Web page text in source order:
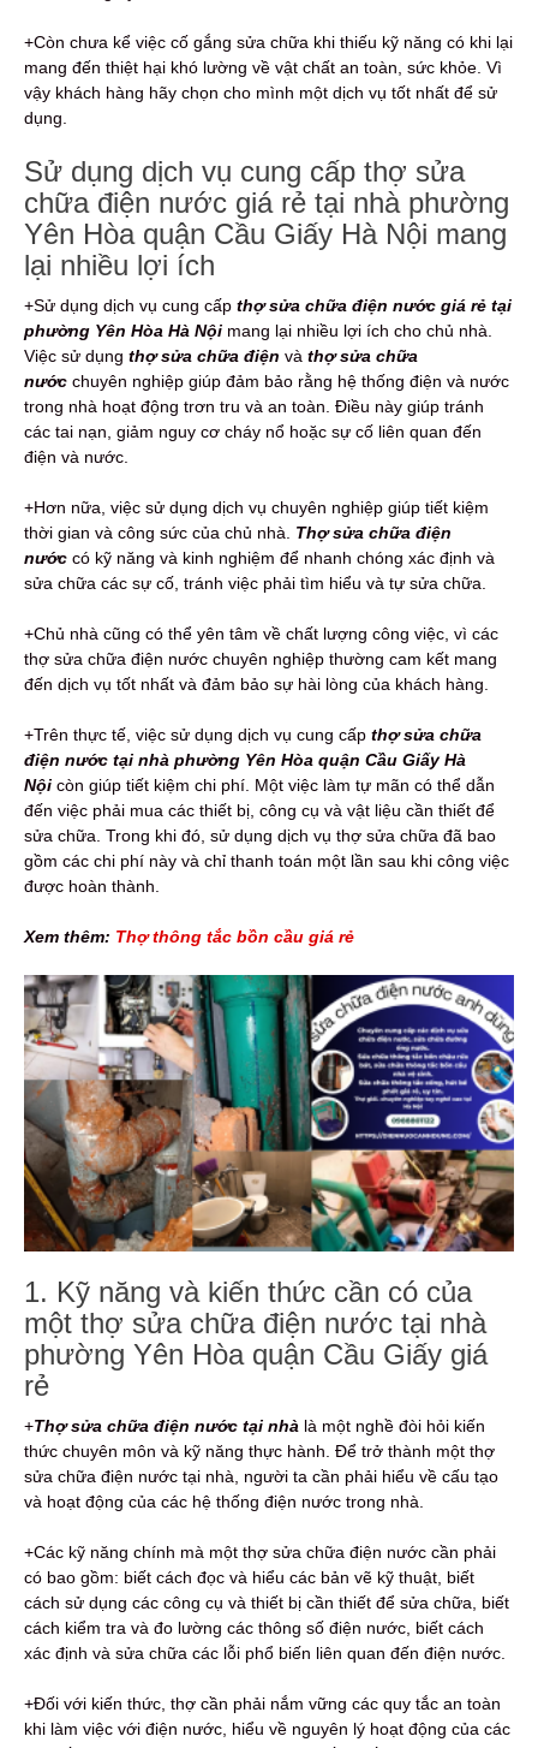
+Còn chưa kể việc cố gắng sửa chữa khi thiếu kỹ năng có khi lại
mang đến thiệt hại khó lường về vật chất an toàn, sức khỏe. Vì
vậy khách hàng hãy chọn cho mình một dịch vụ tốt nhất để sử
dụng.
Sử dụng dịch vụ cung cấp thợ sửa
chữa điện nước giá rẻ tại nhà phường
Yên Hòa quận Cầu Giấy Hà Nội mang
lại nhiều lợi ích
+Sử dụng dịch vụ cung cấp thợ sửa chữa điện nước giá rẻ tại
phường Yên Hòa Hà Nội mang lại nhiều lợi ích cho chủ nhà.
Việc sử dụng thợ sửa chữa điện và thợ sửa chữa
nước chuyên nghiệp giúp đảm bảo rằng hệ thống điện và nước
trong nhà hoạt động trơn tru và an toàn. Điều này giúp tránh
các tai nạn, giảm nguy cơ cháy nổ hoặc sự cố liên quan đến
điện và nước.
+Hơn nữa, việc sử dụng dịch vụ chuyên nghiệp giúp tiết kiệm
thời gian và công sức của chủ nhà. Thợ sửa chữa điện
nước có kỹ năng và kinh nghiệm để nhanh chóng xác định và
sửa chữa các sự cố, tránh việc phải tìm hiểu và tự sửa chữa.
+Chủ nhà cũng có thể yên tâm về chất lượng công việc, vì các
thợ sửa chữa điện nước chuyên nghiệp thường cam kết mang
đến dịch vụ tốt nhất và đảm bảo sự hài lòng của khách hàng.
+Trên thực tế, việc sử dụng dịch vụ cung cấp thợ sửa chữa
điện nước tại nhà phường Yên Hòa quận Cầu Giấy Hà
Nội còn giúp tiết kiệm chi phí. Một việc làm tự mãn có thể dẫn
đến việc phải mua các thiết bị, công cụ và vật liệu cần thiết để
sửa chữa. Trong khi đó, sử dụng dịch vụ thợ sửa chữa đã bao
gồm các chi phí này và chỉ thanh toán một lần sau khi công việc
được hoàn thành.
Xem thêm: Thợ thông tắc bồn cầu giá rẻ
1. Kỹ năng và kiến thức cần có của
một thợ sửa chữa điện nước tại nhà
phường Yên Hòa quận Cầu Giấy giá
rẻ
+Thợ sửa chữa điện nước tại nhà là một nghề đòi hỏi kiến
thức chuyên môn và kỹ năng thực hành. Để trở thành một thợ
sửa chữa điện nước tại nhà, người ta cần phải hiểu về cấu tạo
và hoạt động của các hệ thống điện nước trong nhà.
+Các kỹ năng chính mà một thợ sửa chữa điện nước cần phải
có bao gồm: biết cách đọc và hiểu các bản vẽ kỹ thuật, biết
cách sử dụng các công cụ và thiết bị cần thiết để sửa chữa, biết
cách kiểm tra và đo lường các thông số điện nước, biết cách
xác định và sửa chữa các lỗi phổ biến liên quan đến điện nước.
+Đối với kiến thức, thợ cần phải nắm vững các quy tắc an toàn
khi làm việc với điện nước, hiểu về nguyên lý hoạt động của các